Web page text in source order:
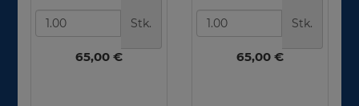
Stk.
65,00 €
Stk.
65,00 €